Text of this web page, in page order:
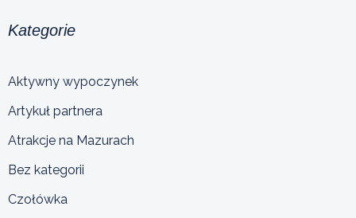
Kategorie
Aktywny wypoczynek
Artykuł partnera
Atrakcje na Mazurach
Bez kategorii
Czołówka